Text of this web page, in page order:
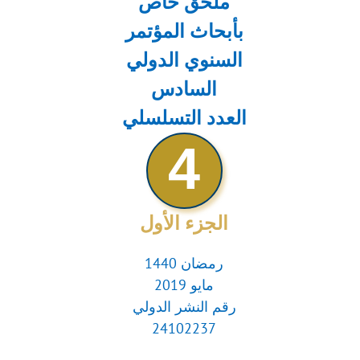
بأبحاث المؤتمر
السنوي الدولي
السادس
العدد التسلسلي
4
الجزء الأول
رمضان 1440
مايو 2019
رقم النشر الدولي
24102237